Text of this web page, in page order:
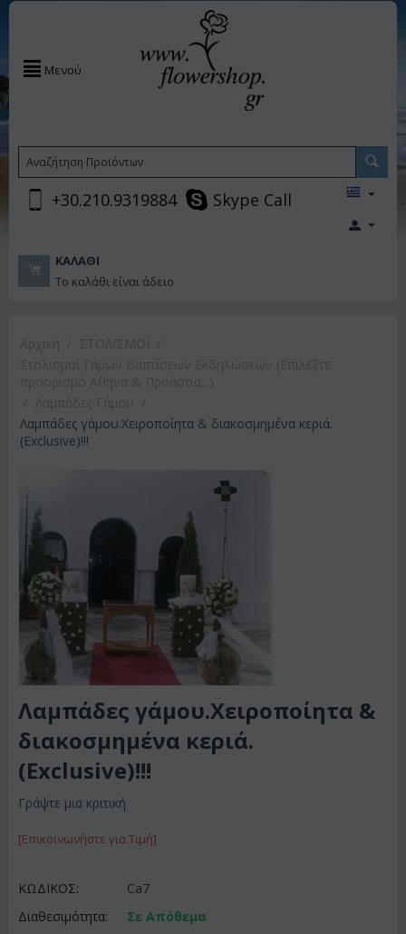
Μενού
+30.210.9319884 Skype Call
ΚΑΛΆΘΙ
Το καλάθι είναι άδειο
Λαμπάδες γάμου.Χειροποίητα & διακοσμημένα κεριά.
(Exclusive)!!!
Λαμπάδες γάμου.Χειροποίητα &
διακοσμημένα κεριά.
(Exclusive)!!!
Γράψτε μια κριτική
[Επικοινωνήστε για Τιμή]
ΚΩΔΙΚΟΣ:
Ca7
Διαθεσιμότητα:
Σε Απόθεμα